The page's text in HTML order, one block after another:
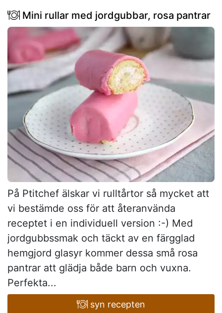
Mini rullar med jordgubbar, rosa pantrar
På Ptitchef älskar vi rulltårtor så mycket att
vi bestämde oss för att återanvända
receptet i en individuell version :-) Med
jordgubbssmak och täckt av en färgglad
hemgjord glasyr kommer dessa små rosa
pantrar att glädja både barn och vuxna.
Perfekta...
syn recepten